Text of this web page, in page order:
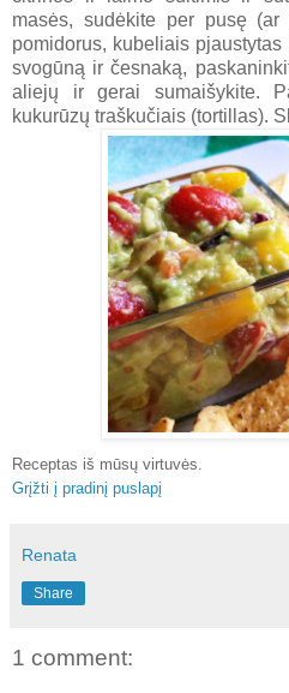
masės, sudėkite per pusę (ar
pomidorus, kubeliais
svogūną ir česnaką,
aliejų ir gerai sumaišykite.
kukurūzų traškučiais (tortillas).
Receptas iš mūsų virtuvės.
Grįžti į pradinį puslapį
Renata
Share
1 comment: